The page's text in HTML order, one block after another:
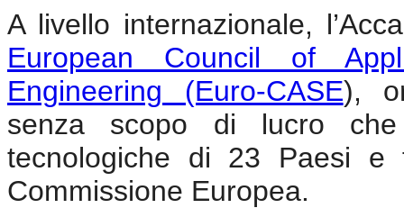
A livello internazionale,
European Council of
Engineering (Euro-CASE),
senza scopo di lucro che
tecnologiche di 23 Paesi e
Commissione Europea.